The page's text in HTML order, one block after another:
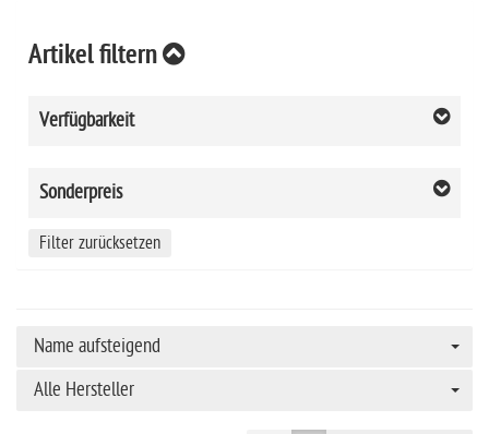
Artikel filtern
Verfügbarkeit
Sonderpreis
Filter zurücksetzen
Name aufsteigend
Alle Hersteller